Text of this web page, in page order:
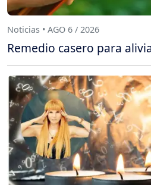
Noticias • AGO 6 / 2026
Remedio casero para